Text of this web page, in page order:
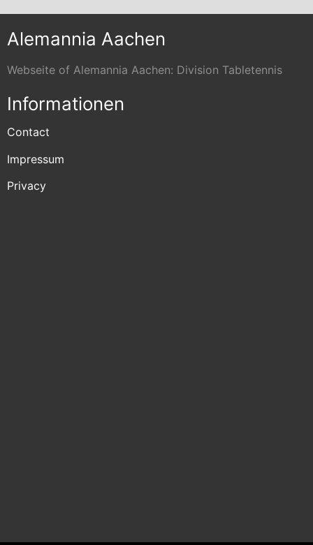
Alemannia Aachen
Webseite of Alemannia Aachen: Division Tabletennis
Informationen
Contact
Impressum
Privacy